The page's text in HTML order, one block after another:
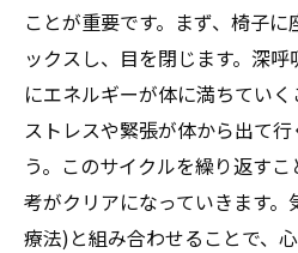
ことが重要です。まず、椅子
ックスし、目を閉じます。深
にエネルギーが体に満ちてい
ストレスや緊張が体から出て
う。このサイクルを繰り返す
考がクリアになっていきます
療法)と組み合わせることで、